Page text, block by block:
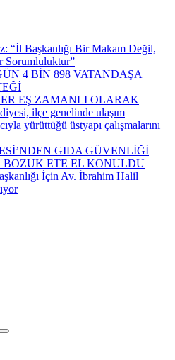
“İl Başkanlığı Bir Makam Değil,
Sorumluluktur”
4 BİN 898 VATANDAŞA
EŞ ZAMANLI OLARAK
ilçe genelinde ulaşım
yürüttüğü üstyapı çalışmalarını
GIDA GÜVENLİĞİ
BOZUK ETE EL KONULDU
İçin Av. İbrahim Halil